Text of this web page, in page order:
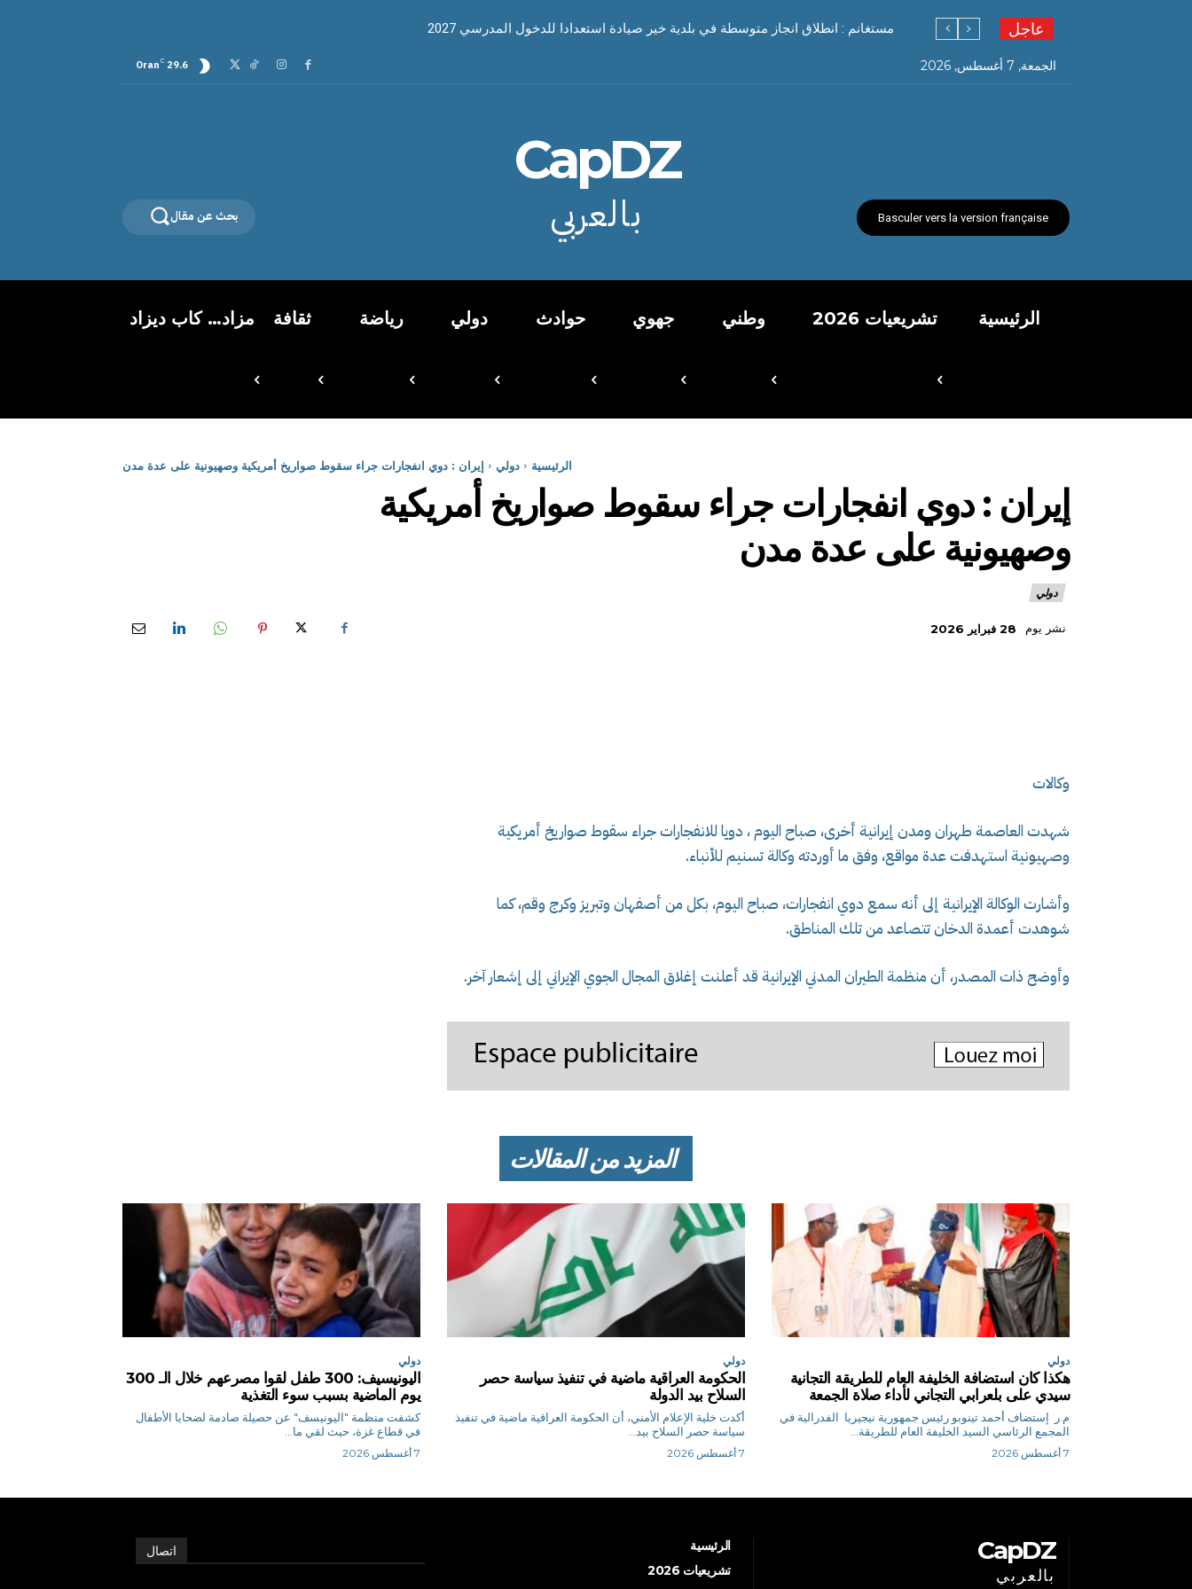
عاجل مستغانم : انطلاق انجاز متوسطة في بلدية خير صيادة استعدادا للدخول المدرسي 2027
الجمعة, 7 أغسطس, 2026 29.6
C
Oran
Basculer vers la version française
CapDZ
بالعربي بحث عن مقال
الرئيسية تشريعيات 2026 وطني جهوي حوادث دولي رياضة ثقافة مزاد… كاب ديزاد
الرئيسية دولي إيران : دوي انفجارات جراء سقوط صواريخ أمريكية وصهيونية على عدة مدن
إيران : دوي انفجارات جراء سقوط صواريخ أمريكية
وصهيونية على عدة مدن
دولي
نشر يوم 28 فبراير 2026
وكالات
شهدت العاصمة طهران ومدن إيرانية أخرى، صباح اليوم ، دويا للانفجارات جراء سقوط صواريخ أمريكية
وصهيونية استهدفت عدة مواقع، وفق ما أوردته وكالة تسنيم للأنباء.
وأشارت الوكالة الإيرانية إلى أنه سمع دوي انفجارات، صباح اليوم، بكل من أصفهان وتبريز وكرج وقم، كما
شوهدت أعمدة الدخان تتصاعد من تلك المناطق.
وأوضح ذات المصدر، أن منظمة الطيران المدني الإيرانية قد أعلنت إغلاق المجال الجوي الإيراني إلى إشعار آخر.
المزيد من المقالات
دولي
هكذا كان استضافة الخليفة العام للطريقة التجانية
سيدي على بلعرابي التجاني لأداء صلاة الجمعة
م.ر إستضاف أحمد تينوبو رئيس جمهورية نيجيريا الفدرالية في
المجمع الرئاسي السيد الخليفة العام للطريقة...
7 أغسطس 2026
دولي
الحكومة العراقية ماضية في تنفيذ سياسة حصر
السلاح بيد الدولة
أكدت خلية الإعلام الأمني، أن الحكومة العراقية ماضية في تنفيذ
سياسة حصر السلاح بيد...
7 أغسطس 2026
دولي
اليونيسيف: 300 طفل لقوا مصرعهم خلال الـ 300
يوم الماضية بسبب سوء التغذية
كشفت منظمة "اليونيسف" عن حصيلة صادمة لضحايا الأطفال
في قطاع غزة، حيث لقي ما...
7 أغسطس 2026
CapDZ
بالعربي
الرئيسية
تشريعيات 2026
اتصال